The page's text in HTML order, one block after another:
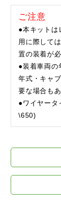
ご注意
●本キットは
用に際して
置の装着が必
●装着車両の
年式・キャ
要な場合も
●ワイヤータ
\650)